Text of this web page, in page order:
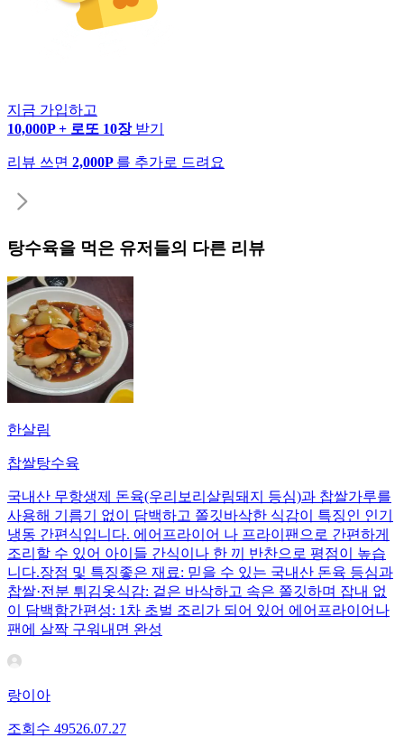
지금 가입하고
10,000P + 로또 10장 받기
리뷰 쓰면 2,000P 를 추가로 드려요
탕수육을 먹은 유저들의 다른 리뷰
한살림
찹쌀탕수육
국내산 무항생제 돈육(우리보리살림돼지 등심)과 찹쌀가루를
사용해 기름기 없이 담백하고 쫄깃바삭한 식감이 특징인 인기
냉동 간편식입니다. 에어프라이어 나 프라이팬으로 간편하게
조리할 수 있어 아이들 간식이나 한 끼 반찬으로 평점이 높습
니다.장점 및 특징좋은 재료: 믿을 수 있는 국내산 돈육 등심과
찹쌀·전분 튀김옷식감: 겉은 바삭하고 속은 쫄깃하며 잡내 없
이 담백함간편성: 1차 초벌 조리가 되어 있어 에어프라이어나
팬에 살짝 구워내면 완성
랑이아
조회수 49526.07.27